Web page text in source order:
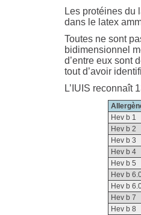
Les protéines du
dans le latex
Toutes ne sont
bidimensionnel
d’entre eux sont
tout d’avoir
L’IUIS reconnaît
Hev b 1
Hev b 2
Hev b 3
Hev b 4
Hev b 5
Hev b
Hev b
Hev b 7
Hev b 8